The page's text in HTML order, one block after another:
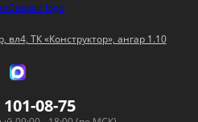
ТК «Конструктор», ангар 1.10
08-75